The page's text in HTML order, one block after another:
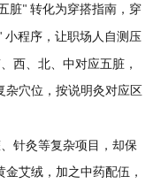
脏" 转化为穿搭指南，穿
小程序，让职场人自测压
西、北、中对应五脏，
杂穴位，按说明灸对应区
针灸等复杂项目，却保
艾绒，加之中药配伍，